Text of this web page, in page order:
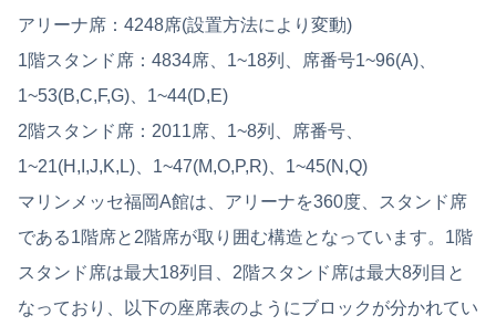
アリーナ席：4248席(設置方法により変動)
1階スタンド席：4834席、1~18列、席番号1~96(A)、
1~53(B,C,F,G)、1~44(D,E)
2階スタンド席：2011席、1~8列、席番号、
1~21(H,I,J,K,L)、1~47(M,O,P,R)、1~45(N,Q)
マリンメッセ福岡A館は、アリーナを360度、スタンド席
である1階席と2階席が取り囲む構造となっています。1階
スタンド席は最大18列目、2階スタンド席は最大8列目と
なっており、以下の座席表のようにブロックが分かれてい